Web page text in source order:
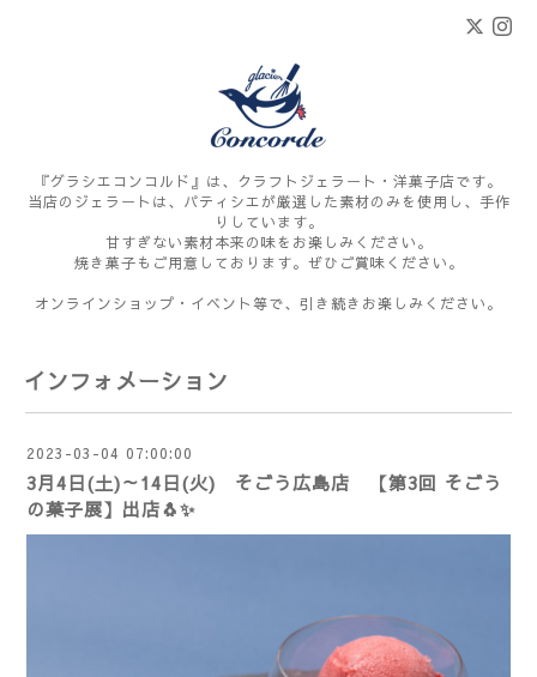
『グラシエコンコルド』は、クラフトジェラート・洋菓子店です。
当店のジェラートは、パティシエが厳選した素材のみを使用し、手作
りしています。
甘すぎない素材本来の味をお楽しみください。
焼き菓子もご用意しております。ぜひご賞味ください。
オンラインショップ・イベント等で、引き続きお楽しみください。
インフォメーション
2023-03-04 07:00:00
3月4日(土)～14日(火) そごう広島店 【第3回 そごう
の菓子展】出店🐧✨